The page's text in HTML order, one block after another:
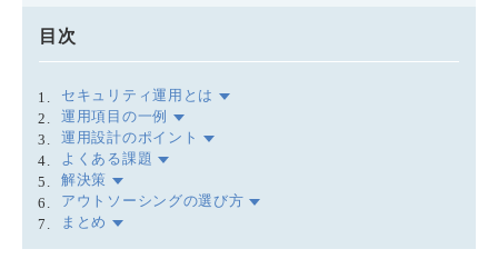
目次
セキュリティ運用とは
運用項目の一例
運用設計のポイント
よくある課題
解決策
アウトソーシングの選び方
まとめ